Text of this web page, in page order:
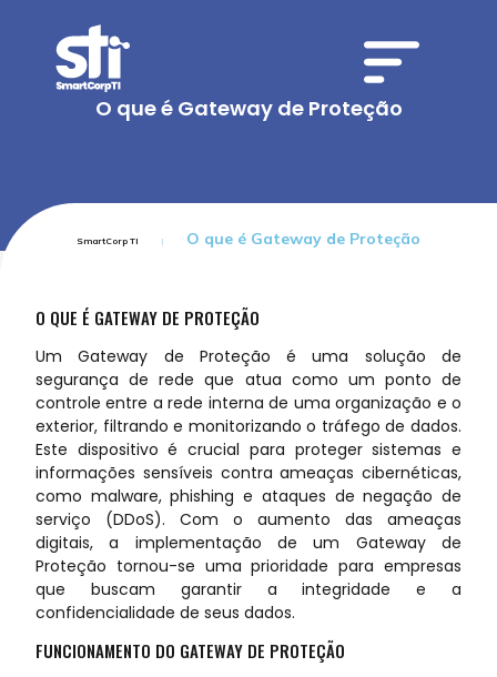
O que é Gateway de Proteção
SmartCorp TI O que é Gateway de Proteção
O QUE É GATEWAY DE PROTEÇÃO
Um Gateway de Proteção é uma solução de
segurança de rede que atua como um ponto de
controle entre a rede interna de uma organização e o
exterior, filtrando e monitorizando o tráfego de dados.
Este dispositivo é crucial para proteger sistemas e
informações sensíveis contra ameaças cibernéticas,
como malware, phishing e ataques de negação de
serviço (DDoS). Com o aumento das ameaças
digitais, a implementação de um Gateway de
Proteção tornou-se uma prioridade para empresas
que buscam garantir a integridade e a
confidencialidade de seus dados.
FUNCIONAMENTO DO GATEWAY DE PROTEÇÃO